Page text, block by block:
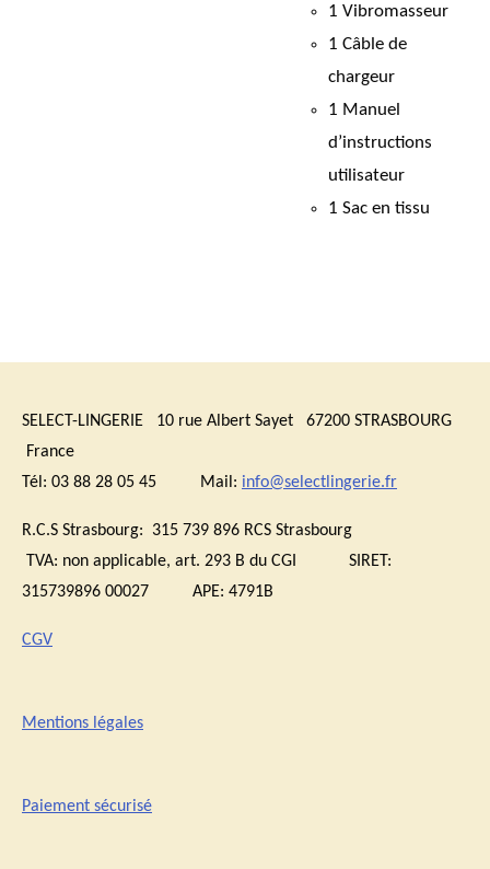
1 Vibromasseur
1 Câble de
chargeur
1 Manuel
d’instructions
utilisateur
1 Sac en tissu
SELECT-LINGERIE 10 rue Albert Sayet 67200 STRASBOURG
France
Tél: 03 88 28 05 45 Mail: info@selectlingerie.fr
R.C.S Strasbourg: 315 739 896 RCS Strasbourg
TVA: non applicable, art. 293 B du CGI
SIRET:
315739896 00027 APE: 4791B
CGV
Mentions légales
Paiement sécurisé